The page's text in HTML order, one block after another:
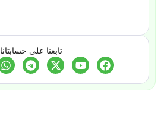
تابعنا على حسابتانا